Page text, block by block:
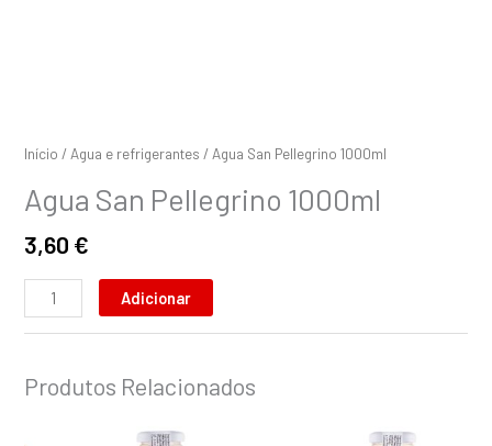
Início / Agua e refrigerantes / Agua San Pellegrino 1000ml
Agua San Pellegrino 1000ml
3,60 €
Adicionar
Produtos Relacionados